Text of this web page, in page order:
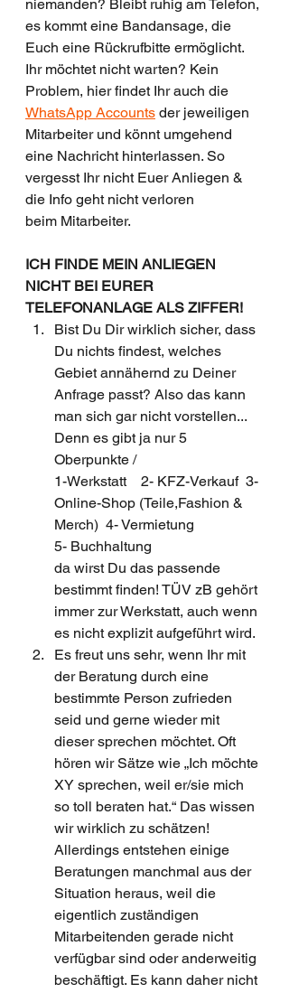
niemanden? Bleibt ruhig am Telefon,
es kommt eine Bandansage, die
Euch eine Rückrufbitte ermöglicht.
Ihr möchtet nicht warten? Kein
Problem, hier findet Ihr auch die
WhatsApp Accounts der jeweiligen
Mitarbeiter und könnt umgehend
eine Nachricht hinterlassen. So
vergesst Ihr nicht Euer Anliegen &
die Info geht nicht verloren
beim Mitarbeiter.
ICH FINDE MEIN ANLIEGEN
NICHT BEI EURER
TELEFONANLAGE ALS ZIFFER!
Bist Du Dir wirklich sicher, dass
Du nichts findest, welches
Gebiet annähernd zu Deiner
Anfrage passt? Also das kann
man sich gar nicht vorstellen...
Denn es gibt ja nur 5
Oberpunkte /
1-Werkstatt    2- KFZ-Verkauf  3-
Online-Shop (Teile,Fashion &
Merch)  4- Vermietung
5- Buchhaltung
da wirst Du das passende
bestimmt finden! TÜV zB gehört
immer zur Werkstatt, auch wenn
es nicht explizit aufgeführt wird.
Es freut uns sehr, wenn Ihr mit
der Beratung durch eine
bestimmte Person zufrieden
seid und gerne wieder mit
dieser sprechen möchtet. Oft
hören wir Sätze wie „Ich möchte
XY sprechen, weil er/sie mich
so toll beraten hat.“ Das wissen
wir wirklich zu schätzen!
Allerdings entstehen einige
Beratungen manchmal aus der
Situation heraus, weil die
eigentlich zuständigen
Mitarbeitenden gerade nicht
verfügbar sind oder anderweitig
beschäftigt. Es kann daher nicht